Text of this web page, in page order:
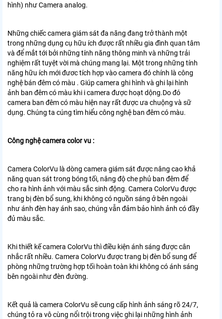
hình) như Camera analog.
Những chiếc camera giám sát đa năng đang trở thành một
trong những dụng cụ hữu ích được rất nhiều gia đình quan tâm
và để mắt tới bởi những tính năng thông minh và những trải
nghiệm rất tuyệt vời mà chúng mang lại. Một trong những tính
năng hữu ích mới đươc tích hợp vào camera đó chính là công
nghệ bán đêm có màu . Giúp camera ghi hình và ghi lại hình
ảnh ban đêm có màu khi i camera được hoạt dộng.Do đó
camera ban đêm có màu hiện nay rất được ưa chuộng và sữ
dụng. Chúng ta cúng tìm hiểu công nghệ ban đêm có màu.
Công nghệ camera color vu :
Camera ColorVu là dòng camera giám sát được nâng cao khả
năng quan sát trong bóng tối, nâng độ che phủ ban đêm để
cho ra hình ảnh với màu sắc sinh động. Camera ColorVu được
trang bị đèn bổ sung, khi không có nguồn sáng ở bên ngoài
như ánh đèn hay ánh sao, chúng vẫn đảm bảo hình ảnh có đầy
đủ màu sắc.
Khi thiết kế camera ColorVu thì điều kiện ánh sáng được cân
nhắc rất nhiều. Camera ColorVu được trang bị đèn bổ sung để
phòng những trường hợp tối hoàn toàn khi không có ánh sáng
bên ngoài như đèn đường.
Kết quả là camera ColorVu sẽ cung cấp hình ảnh sáng rõ 24/7,
chúng tỏ ra vô cùng nổi trội trong việc ghi lại những hình ảnh